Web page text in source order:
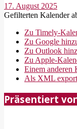
17. August 2025
Gefilterten Kalender
Zu Timely-
Zu Google
Zu Outlook
Zu Apple-
Einem anderen
Als XML
2018-
05-
Präsentiert